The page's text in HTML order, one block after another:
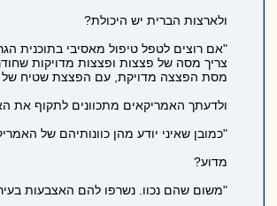
ולארצות הברית יש היכולת?
"אם רוצים לטפל טיפול מאסיבי בתוכנית
מסת הפצצה מדויקת, עם הפצצת שטיח של 40 טונה".
ולדעתך האמריקאים מתכוונים לתקוף את
"כמובן שאיני יודע מהן כוונותיהם של
מדוע?
"משום שהם נכוו. נשרפו להם האצבעות